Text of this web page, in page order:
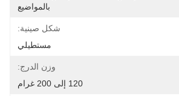
بالمواضيع
شكل صينية:
مستطيلي
وزن الدرج:
120 إلى 200 غرام